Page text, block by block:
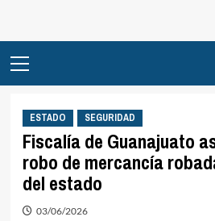
Menu
ESTADO SEGURIDAD
Fiscalía de Guanajuato
robo de mercancía
del estado
03/06/2026